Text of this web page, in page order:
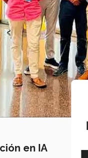
en IA